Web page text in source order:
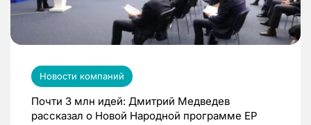
Новости компаний
Почти 3 млн идей: Дмитрий Медведев
рассказал о Новой Народной программе ЕР